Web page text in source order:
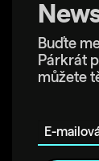
Buďte
Párkrát
můžete